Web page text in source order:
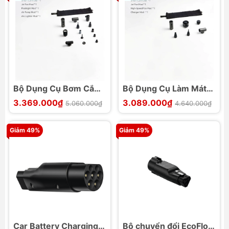
Bộ Dụng Cụ Bơm Cắm
Trại AECOOLY
3.369.000₫ 5.060.000₫
Bộ Dụng Cụ Làm Mát
Cắm Trại AECOOLY
3.089.000₫ 4.640.000₫
Giảm 49%
Car Battery Charging
Giảm 49%
Bộ chuyển đổi EcoFlow